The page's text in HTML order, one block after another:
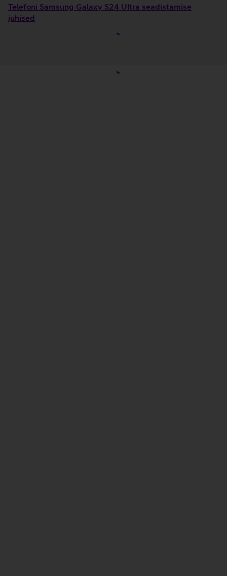
Telefoni Samsung Galaxy S24 Ultra seadistamise
juhised